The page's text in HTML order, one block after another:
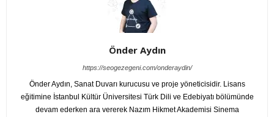
Önder Aydın
https://seogezegeni.com/onderaydin/
Önder Aydın, Sanat Duvarı kurucusu ve proje yöneticisidir. Lisans
eğitimine İstanbul Kültür Üniversitesi Türk Dili ve Edebiyatı bölümünde
devam ederken ara vererek Nazım Hikmet Akademisi Sinema